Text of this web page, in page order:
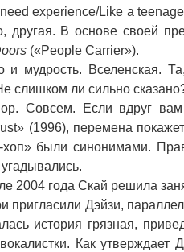
experience/Like a
другая. В основе своей
(«People Carrier»).
Вселенская.
слишком ли сильно
Если вдруг вам
(1996), перемена
хоп» были синонимами.
2004 года Скай решила
пригласили Дэйзи,
история грязная,
Как